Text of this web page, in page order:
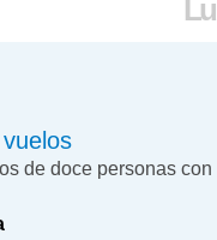
de doce personas